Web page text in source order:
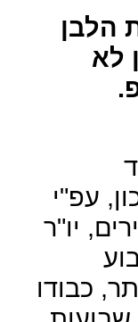
הלבן
לא
עפ"י
יו"ר
כבודו